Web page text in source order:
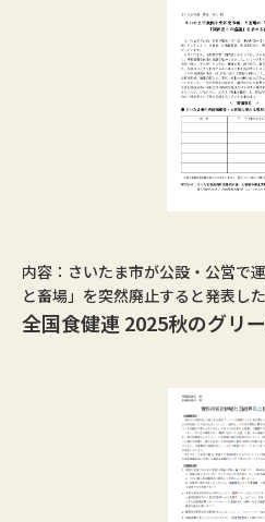
内容：さいたま市が公設・公営で
と畜場」を突然廃止すると発表し
全国食健連 2025秋のグリ